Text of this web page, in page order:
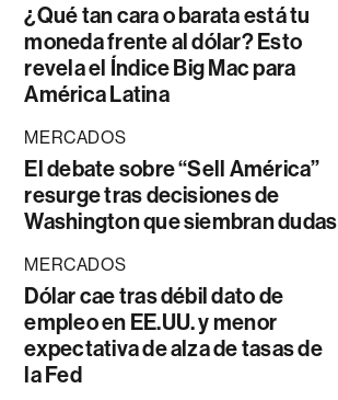
¿Qué tan cara o barata está tu
moneda frente al dólar? Esto
revela el Índice Big Mac para
América Latina
MERCADOS
El debate sobre “Sell América”
resurge tras decisiones de
Washington que siembran dudas
MERCADOS
Dólar cae tras débil dato de
empleo en EE.UU. y menor
expectativa de alza de tasas de
la Fed